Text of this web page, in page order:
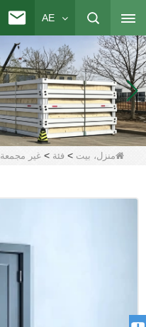
AE
منزل، بيت >فئة >غير مجمعة